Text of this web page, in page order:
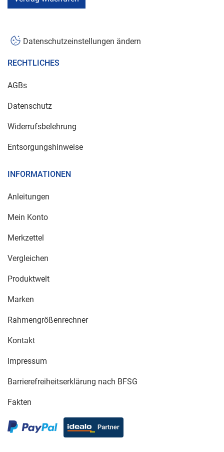
Datenschutzeinstellungen ändern
RECHTLICHES
AGBs
Datenschutz
Widerrufsbelehrung
Entsorgungshinweise
INFORMATIONEN
Anleitungen
Mein Konto
Merkzettel
Vergleichen
Produktwelt
Marken
Rahmengrößenrechner
Kontakt
Impressum
Barrierefreiheitserklärung nach BFSG
Fakten